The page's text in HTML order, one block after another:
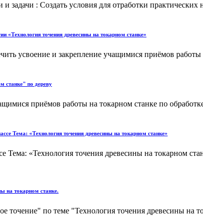
задачи : Создать условия для отработки
«Технология точения древесины на токарном станке»
усвоение и закрепление учащимися приёмов
станке" по дереву
приёмов работы на то­карном станке по
Тема: «Технология точения древесины на токарном станке»
Тема: «Технология точения древесины на токарном
на токарном станке.
точение" по теме "Технология точения древесины на